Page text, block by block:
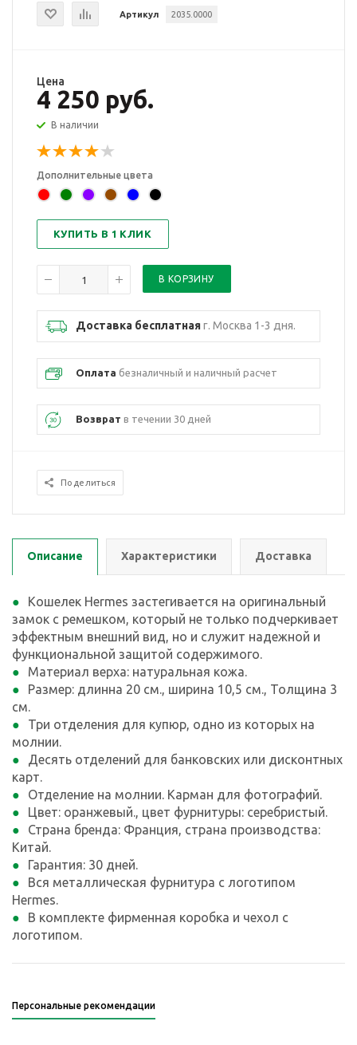
Артикул 2035.0000
Цена
4 250 руб.
В наличии
Дополнительные цвета
КУПИТЬ В 1 КЛИК
Доставка бесплатнаяг. Москва 1-3 дня.
Оплата безналичный и наличный расчет
Возврат в течении 30 дней
Поделиться
Описание Характеристики Доставка
Кошелек Hermes застегивается на оригинальный
замок с ремешком, который не только подчеркивает
эффектным внешний вид, но и служит надежной и
функциональной защитой содержимого.
Материал верха: натуральная кожа.
Размер: длинна 20 см., ширина 10,5 см., Толщина 3
см.
Три отделения для купюр, одно из которых на
молнии.
Десять отделений для банковских или дисконтных
карт.
Отделение на молнии. Карман для фотографий.
Цвет: оранжевый., цвет фурнитуры: серебристый.
Страна бренда: Франция, страна производства:
Китай.
Гарантия: 30 дней.
Вся металлическая фурнитура с логотипом
Hermes.
В комплекте фирменная коробка и чехол с
логотипом.
Персональные рекомендации